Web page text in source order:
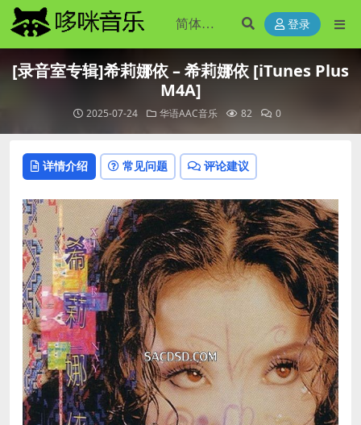
登录
[录音室专辑]希莉娜依 – 希莉娜依 [iTunes Plus
M4A]
2025-07-24 华语AAC音乐 82 0
详情介绍 常见问题 评论建议